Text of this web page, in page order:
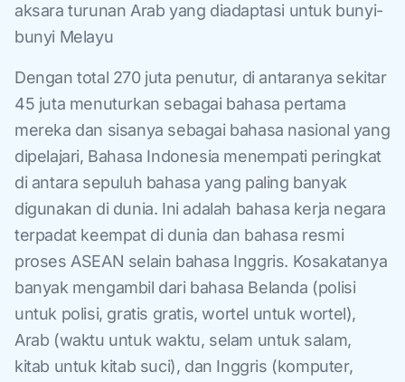
aksara turunan Arab yang diadaptasi untuk bunyi-
bunyi Melayu
Dengan total 270 juta penutur, di antaranya sekitar
45 juta menuturkan sebagai bahasa pertama
mereka dan sisanya sebagai bahasa nasional yang
dipelajari, Bahasa Indonesia menempati peringkat
di antara sepuluh bahasa yang paling banyak
digunakan di dunia. Ini adalah bahasa kerja negara
terpadat keempat di dunia dan bahasa resmi
proses ASEAN selain bahasa Inggris. Kosakatanya
banyak mengambil dari bahasa Belanda (polisi
untuk polisi, gratis gratis, wortel untuk wortel),
Arab (waktu untuk waktu, selam untuk salam,
kitab untuk kitab suci), dan Inggris (komputer,